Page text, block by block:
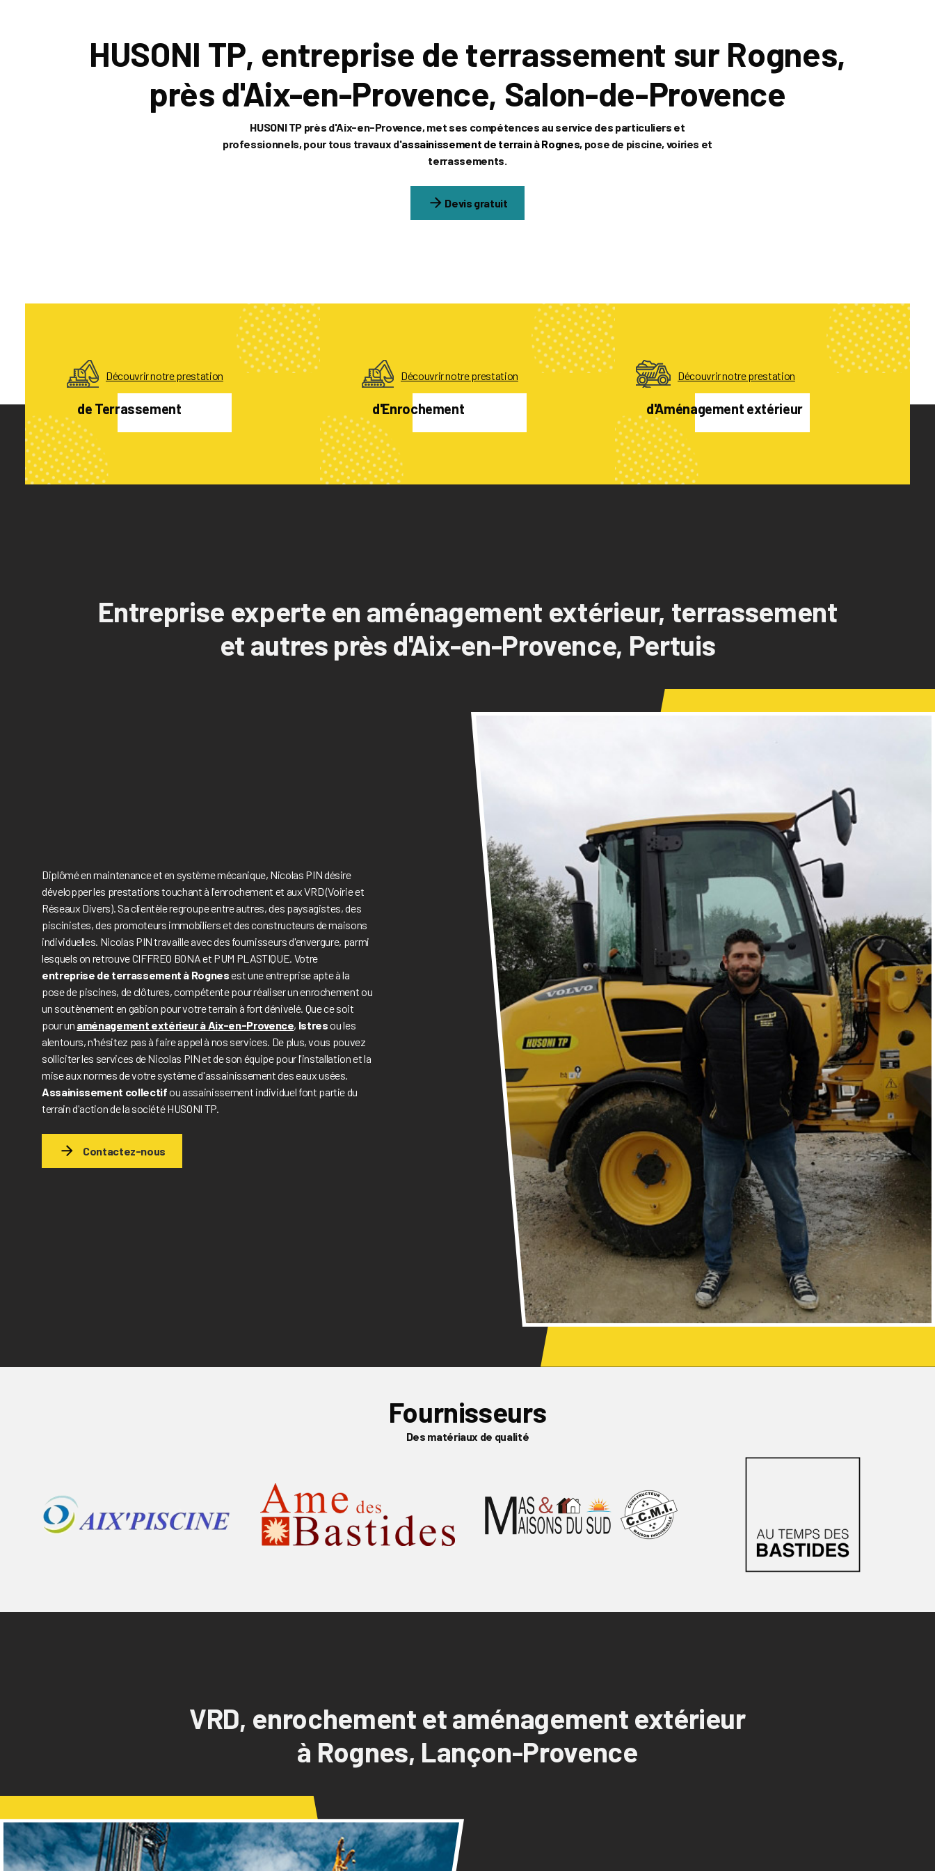
HUSONI TP, entreprise de terrassement sur Rognes,
près d'Aix-en-Provence, Salon-de-Provence
HUSONI TP près d'Aix-en-Provence, met ses compétences au service des particuliers et
professionnels, pour tous travaux d'assainissement de terrain à Rognes, pose de piscine, voiries et
terrassements.
Devis gratuit
Découvrir notre prestation
de Terrassement
Découvrir notre prestation
d'Enrochement
Découvrir notre prestation
d'Aménagement extérieur
Entreprise experte en aménagement extérieur, terrassement
et autres près d'Aix-en-Provence, Pertuis
Diplômé en maintenance et en système mécanique, Nicolas PIN désire
développer les prestations touchant à l'enrochement et aux VRD (Voirie et
Réseaux Divers). Sa clientèle regroupe entre autres, des paysagistes, des
piscinistes, des promoteurs immobiliers et des constructeurs de maisons
individuelles. Nicolas PIN travaille avec des fournisseurs d'envergure, parmi
lesquels on retrouve CIFFREO BONA et PUM PLASTIQUE. Votre
entreprise de terrassement à Rognesest une entreprise apte à la
pose de piscines, de clôtures, compétente pour réaliser un enrochement ou
un soutènement en gabion pour votre terrain à fort dénivelé. Que ce soit
pour un aménagement extérieur à Aix-en-Provence, Istresou les
alentours, n'hésitez pas à faire appel à nos services. De plus, vous pouvez
solliciter les services de Nicolas PIN et de son équipe pour l'installation et la
mise aux normes de votre système d'assainissement des eaux usées.
Assainissement collectifou assainissement individuel font partie du
terrain d'action de la société HUSONI TP.
Contactez-nous
Fournisseurs
Des matériaux de qualité
VRD, enrochement et aménagement extérieur
à Rognes, Lançon-Provence